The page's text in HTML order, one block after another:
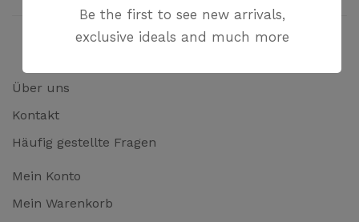
Über uns
Kontakt
Häufig gestellte Fragen
Mein Konto
Mein Warenkorb
Be the first to see new arrivals,
exclusive ideals and much more